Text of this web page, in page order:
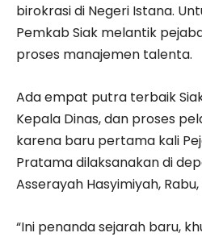
birokrasi di Negeri Istana.
Pemkab Siak melantik
proses manajemen talenta.
Ada empat putra terbaik
Kepala Dinas, dan proses
karena baru pertama kali
Pratama dilaksanakan di
Asserayah Hasyimiyah, Rabu,
“Ini penanda sejarah baru,